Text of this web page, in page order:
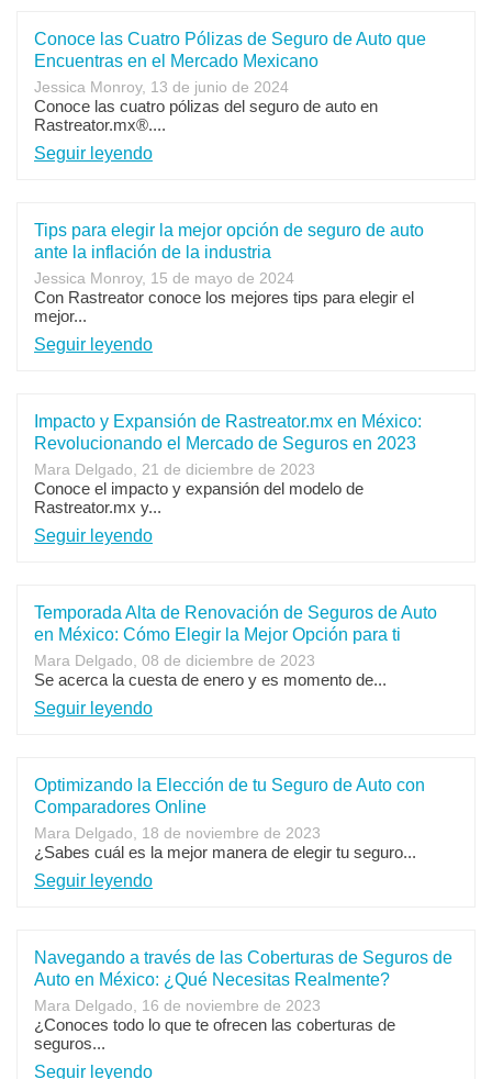
Conoce las Cuatro Pólizas de Seguro de Auto que
Encuentras en el Mercado Mexicano
Jessica Monroy, 13 de junio de 2024
Conoce las cuatro pólizas del seguro de auto en
Rastreator.mx®....
Seguir leyendo
Tips para elegir la mejor opción de seguro de auto
ante la inflación de la industria
Jessica Monroy, 15 de mayo de 2024
Con Rastreator conoce los mejores tips para elegir el
mejor...
Seguir leyendo
Impacto y Expansión de Rastreator.mx en México:
Revolucionando el Mercado de Seguros en 2023
Mara Delgado, 21 de diciembre de 2023
Conoce el impacto y expansión del modelo de
Rastreator.mx y...
Seguir leyendo
Temporada Alta de Renovación de Seguros de Auto
en México: Cómo Elegir la Mejor Opción para ti
Mara Delgado, 08 de diciembre de 2023
Se acerca la cuesta de enero y es momento de...
Seguir leyendo
Optimizando la Elección de tu Seguro de Auto con
Comparadores Online
Mara Delgado, 18 de noviembre de 2023
¿Sabes cuál es la mejor manera de elegir tu seguro...
Seguir leyendo
Navegando a través de las Coberturas de Seguros de
Auto en México: ¿Qué Necesitas Realmente?
Mara Delgado, 16 de noviembre de 2023
¿Conoces todo lo que te ofrecen las coberturas de
seguros...
Seguir leyendo